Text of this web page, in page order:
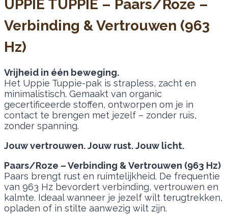
UPPIE TUPPIE – Paars/Roze –
Verbinding & Vertrouwen (963
Hz)
Vrijheid in één beweging.
Het Uppie Tuppie-pak is strapless, zacht en
minimalistisch. Gemaakt van organic
gecertificeerde stoffen, ontworpen om je in
contact te brengen met jezelf – zonder ruis,
zonder spanning.
Jouw vertrouwen. Jouw rust. Jouw licht.
Paars/Roze – Verbinding & Vertrouwen (963 Hz)
Paars brengt rust en ruimtelijkheid. De frequentie
van 963 Hz bevordert verbinding, vertrouwen en
kalmte. Ideaal wanneer je jezelf wilt terugtrekken,
opladen of in stilte aanwezig wilt zijn.